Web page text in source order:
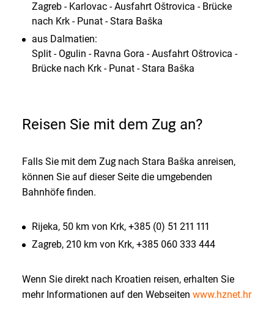
Zagreb - Karlovac - Ausfahrt Oštrovica - Brücke
nach Krk - Punat - Stara Baška
aus Dalmatien:
Split - Ogulin - Ravna Gora - Ausfahrt Oštrovica -
Brücke nach Krk - Punat - Stara Baška
Reisen Sie mit dem Zug an?
Falls Sie mit dem Zug nach Stara Baška anreisen,
können Sie auf dieser Seite die umgebenden
Bahnhöfe finden.
Rijeka, 50 km von Krk, +385 (0) 51 211 111
Zagreb, 210 km von Krk, +385 060 333 444
Wenn Sie direkt nach Kroatien reisen, erhalten Sie
mehr Informationen auf den Webseiten www.hznet.hr